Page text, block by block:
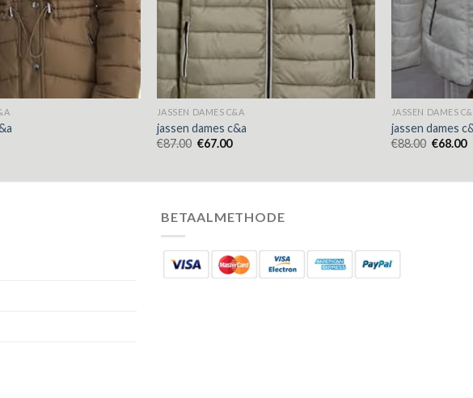
JASSEN DAMES C&A
jassen dames c&a
€87.00 €67.00
JASSEN DAMES
jassen dames
€88.00 €68.00
BETAALMETHODE